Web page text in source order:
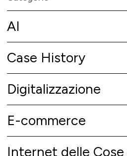
AI
Case History
Digitalizzazione
E-commerce
Internet delle Cose